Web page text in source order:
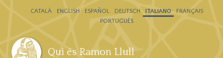
Salta al contenuto principale
Qui és Ramon Llull
CATALÁ ENGLISH ESPAÑOL DEUTSCH ITALIANO
FRANÇAIS
PORTUGUÊS